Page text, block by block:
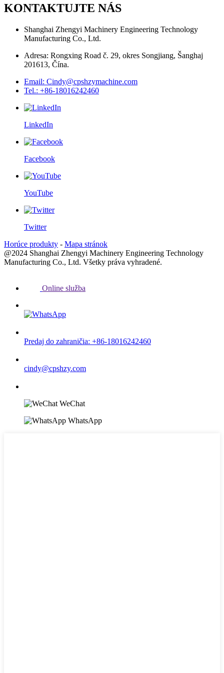
KONTAKTUJTE NÁS
Shanghai Zhengyi Machinery Engineering Technology
Manufacturing Co., Ltd.
Adresa: Rongxing Road č. 29, okres Songjiang, Šanghaj
201613, Čína.
Email: Cindy@cpshzymachine.com
Tel.: +86-18016242460
LinkedIn
Facebook
YouTube
Twitter
Horúce produkty - Mapa stránok
@2024 Shanghai Zhengyi Machinery Engineering Technology
Manufacturing Co., Ltd. Všetky práva vyhradené.
Online služba
Predaj do zahraničia: +86-18016242460
cindy@cpshzy.com
WeChat
WhatsApp